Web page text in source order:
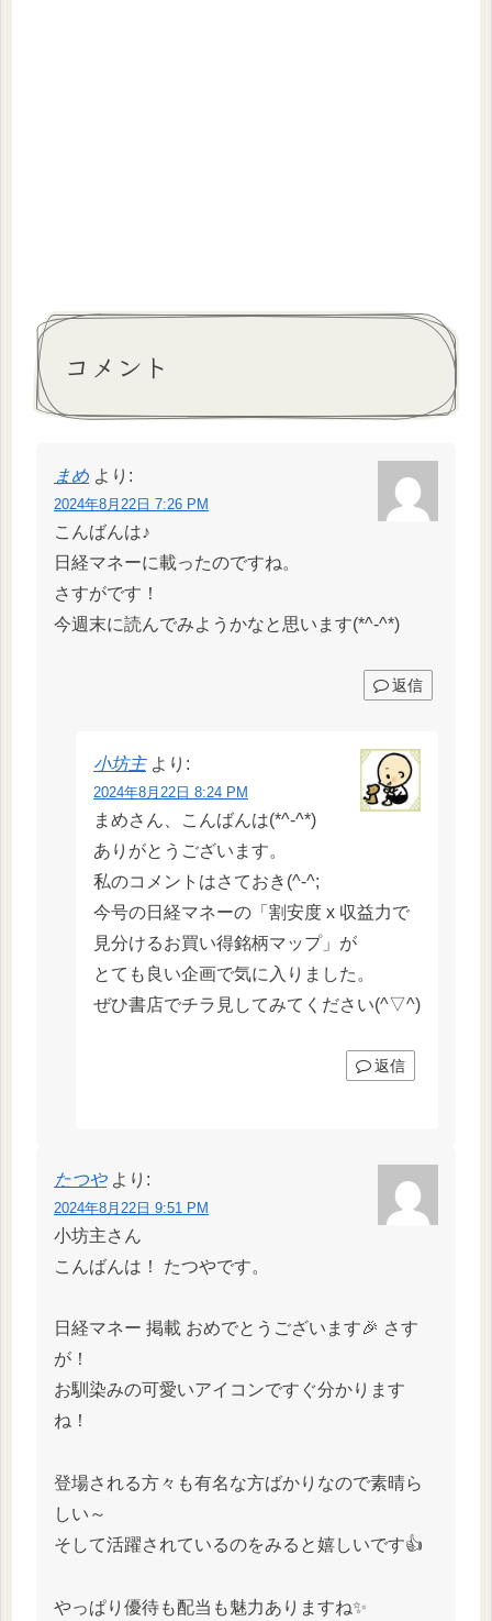
コメント
まめ より:
2024年8月22日 7:26 PM
こんばんは♪
日経マネーに載ったのですね。
さすがです！
今週末に読んでみようかなと思います(*^-^*)
返信
小坊主 より:
2024年8月22日 8:24 PM
まめさん、こんばんは(*^-^*)
ありがとうございます。
私のコメントはさておき(^-^;
今号の日経マネーの「割安度 x 収益力で
見分けるお買い得銘柄マップ」が
とても良い企画で気に入りました。
ぜひ書店でチラ見してみてください(^▽^)
返信
たつや より:
2024年8月22日 9:51 PM
小坊主さん
こんばんは！ たつやです。
日経マネー 掲載 おめでとうございます🎉 さす
が！
お馴染みの可愛いアイコンですぐ分かります
ね！
登場される方々も有名な方ばかりなので素晴ら
しい～
そして活躍されているのをみると嬉しいです👍
やっぱり優待も配当も魅力ありますね✨